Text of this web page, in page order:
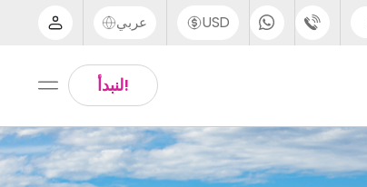
UK - +44 (0) 20 3871 8666
IN - +91 (80) 3711 1326
USD عربي
Arabic
English
!لنبدأ